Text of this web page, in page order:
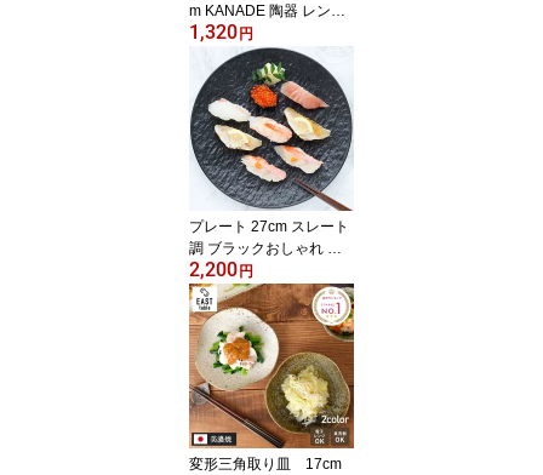
m KANADE 陶器 レンジ
可 和食器和食器 ボウル
鉢 お皿 皿 食器 中鉢 取り
鉢 取り皿 煮物鉢 サラダ
ボウル ヨーグルトボウル
シリアル
1,320円
プレート 27cm スレート
調 ブラックおしゃれ 和
食器 皿 食器 大皿 ディナ
ープレート 盛り皿 主菜
皿 メインプレート ワン
プレート シンプル モダ
ン カフェ食器
2,200円
変形三角取り皿 17cm